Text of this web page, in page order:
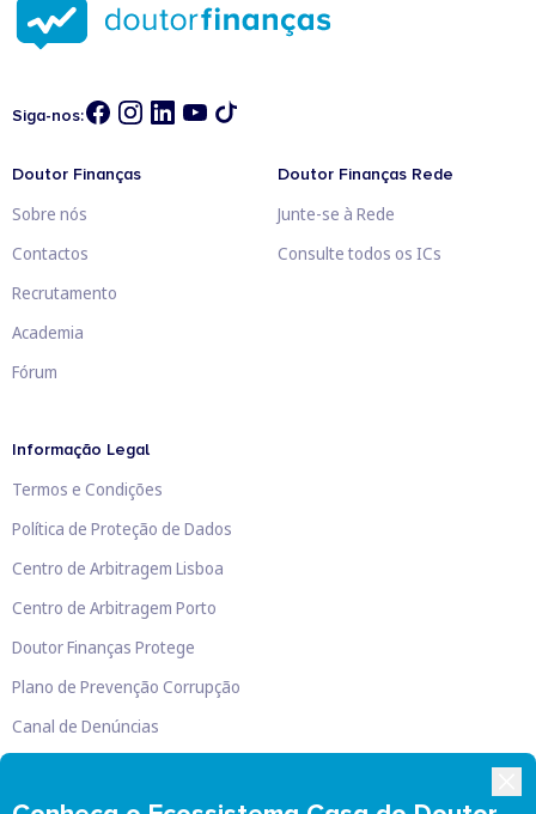
Siga-nos:
Doutor Finanças
Sobre nós
Contactos
Recrutamento
Academia
Fórum
Doutor Finanças Rede
Junte-se à Rede
Consulte todos os ICs
Informação Legal
Termos e Condições
Política de Proteção de Dados
Centro de Arbitragem Lisboa
Centro de Arbitragem Porto
Doutor Finanças Protege
Plano de Prevenção Corrupção
Canal de Denúncias